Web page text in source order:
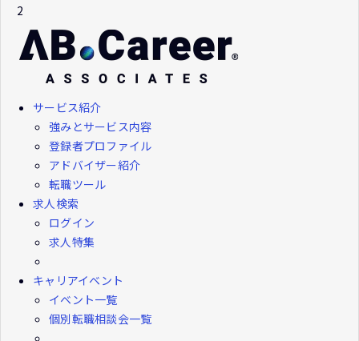
2
サービス紹介
強みとサービス内容
登録者プロファイル
アドバイザー紹介
転職ツール
求人検索
ログイン
求人特集
キャリアイベント
イベント一覧
個別転職相談会一覧